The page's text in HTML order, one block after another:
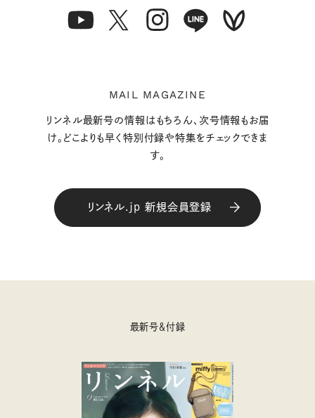
MAIL MAGAZINE
リンネル最新号の情報はもちろん、次号情報もお届
け。どこよりも早く特別付録や特集をチェックできま
す。
リンネル.jp 新規会員登録
最新号＆付録